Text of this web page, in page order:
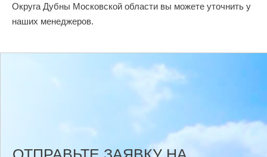
Округа Дубны Московской области вы можете уточнить у
наших менеджеров.